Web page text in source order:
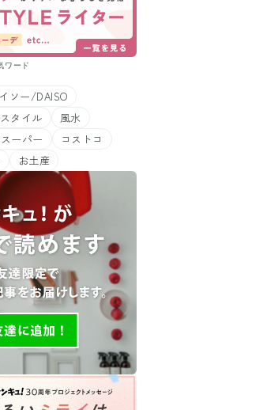
ワード
ソー/DAISO
タイル
風水
ーパー
コストコ
お土産